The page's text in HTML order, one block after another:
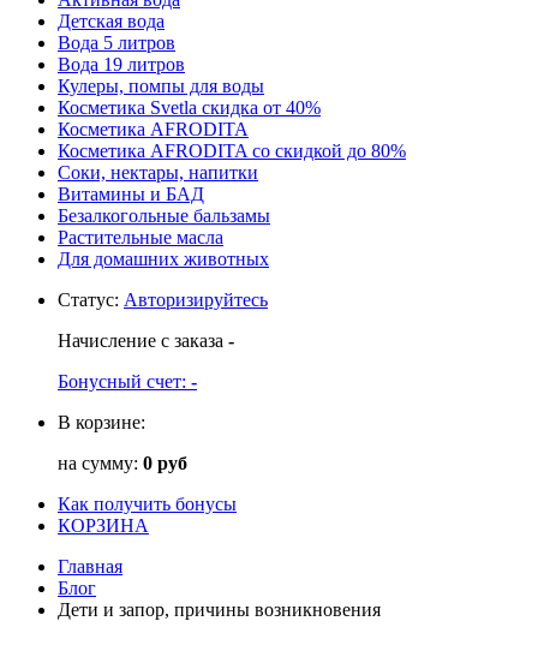
Детская вода
Вода 5 литров
Вода 19 литров
Кулеры, помпы для воды
Косметика Svetla скидка от 40%
Косметика AFRODITA
Косметика AFRODITA со скидкой до 80%
Соки, нектары, напитки
Витамины и БАД
Безалкогольные бальзамы
Растительные масла
Для домашних животных
Статус: Авторизируйтесь
Начисление с заказа -
Бонусный счет: -
В корзине:
на сумму: 0 руб
Как получить бонусы
КОРЗИНА
Главная
Блог
Дети и запор, причины возникновения